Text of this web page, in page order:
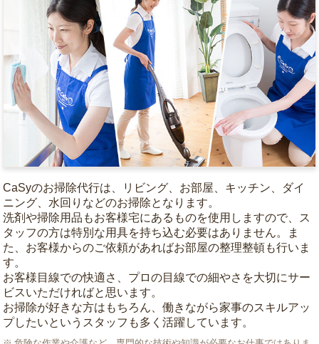
CaSyのお掃除代行は、リビング、お部屋、キッチン、ダイ
ニング、水回りなどのお掃除となります。
洗剤や掃除用品もお客様宅にあるものを使用しますので、ス
タッフの方は特別な用具を持ち込む必要はありません。ま
た、お客様からのご依頼があればお部屋の整理整頓も行いま
す。
お客様目線での快適さ、プロの目線での細やさを大切にサー
ビスいただければと思います。
お掃除が好きな方はもちろん、働きながら家事のスキルアッ
プしたいというスタッフも多く活躍しています。